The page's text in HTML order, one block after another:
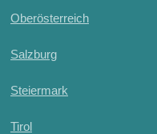
Oberösterreich
Salzburg
Steiermark
Tirol